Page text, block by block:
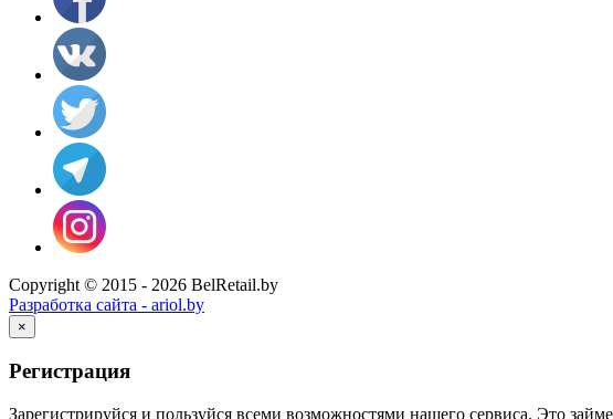
Copyright © 2015 - 2026 BelRetail.by
Разработка сайта - ariol.by
×
Регистрация
Зарегистрируйся и пользуйся всеми возможностями нашего сервиса. Это